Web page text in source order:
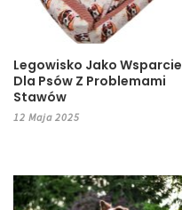
Legowisko Jako Wsparcie
Dla Psów Z Problemami
Stawów
12 Maja 2025